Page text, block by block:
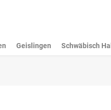
Geislingen Schwäbisch Hall